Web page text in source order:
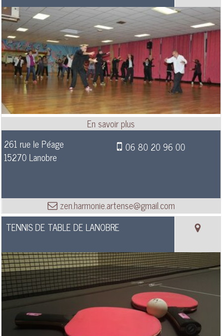
261 rue le Péage
15270 Lanobre
06 80 20 96 00
zen.harmonie.artense@gmail.com
TENNIS DE TABLE DE LANOBRE